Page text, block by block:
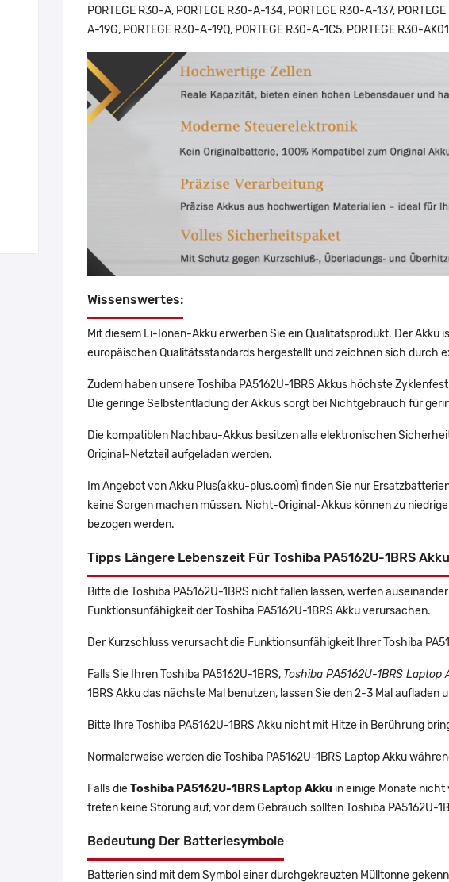
PORTEGE R30-A, PORTEGE R30-A-134, PORTEGE R30-A-137,
A-19G, PORTEGE R30-A-19Q, PORTEGE R30-A-1C5, PORTEGE R30-
Wissenswertes:
Mit diesem Li-Ionen-Akku erwerben Sie ein Qualitätsprodukt. Der Akku
europäischen Qualitätsstandards hergestellt und zeichnen sich durch
Zudem haben unsere Toshiba PA5162U-1BRS Akkus höchste
Die geringe Selbstentladung der Akkus sorgt bei Nichtgebrauch für
Die kompatiblen Nachbau-Akkus besitzen alle elektronischen
Original-Netzteil aufgeladen werden.
Im Angebot von Akku Plus(akku-plus.com) finden Sie nur
keine Sorgen machen müssen. Nicht-Original-Akkus können zu
bezogen werden.
Tipps Längere Lebenszeit Für Toshiba PA5162U-1BRS Akku
Bitte die Toshiba PA5162U-1BRS nicht fallen lassen, werfen
Funktionsunfähigkeit der Toshiba PA5162U-1BRS Akku verursachen.
Der Kurzschluss verursacht die Funktionsunfähigkeit Ihrer Toshiba
Falls Sie Ihren Toshiba PA5162U-1BRS, Toshiba PA5162U-1BRS Laptop
1BRS Akku das nächste Mal benutzen, lassen Sie den 2-3 Mal
Bitte Ihre Toshiba PA5162U-1BRS Akku nicht mit Hitze in Berührung
Normalerweise werden die Toshiba PA5162U-1BRS Laptop Akku
Falls dieToshiba PA5162U-1BRS Laptop Akku in einige Monate
treten keine Störung auf, vor dem Gebrauch sollten Toshiba PA5162U-
Bedeutung Der Batteriesymbole
Batterien sind mit dem Symbol einer durchgekreuzten Mülltonne